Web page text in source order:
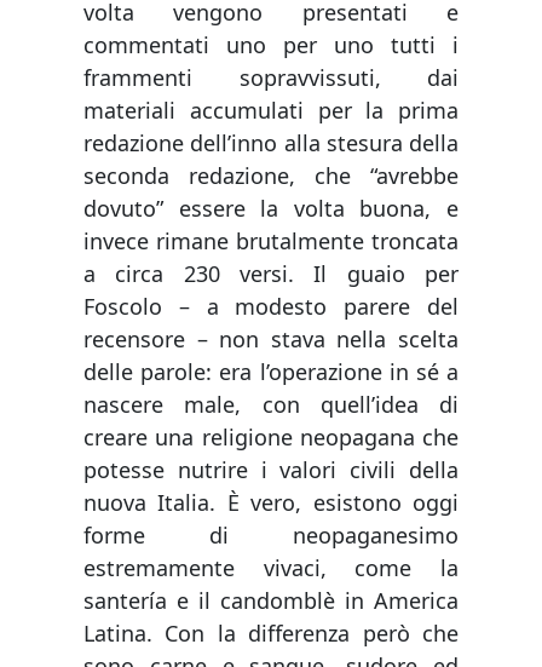
volta vengono presentati e
commentati uno per uno tutti i
frammenti sopravvissuti, dai
materiali accumulati per la prima
redazione dell’inno alla stesura della
seconda redazione, che “avrebbe
dovuto” essere la volta buona, e
invece rimane brutalmente troncata
a circa 230 versi. Il guaio per
Foscolo – a modesto parere del
recensore – non stava nella scelta
delle parole: era l’operazione in sé a
nascere male, con quell’idea di
creare una religione neopagana che
potesse nutrire i valori civili della
nuova Italia. È vero, esistono oggi
forme di neopaganesimo
estremamente vivaci, come la
santería e il candomblè in America
Latina. Con la differenza però che